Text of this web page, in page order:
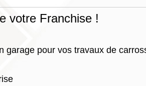
votre Franchise !
garage pour vos travaux de